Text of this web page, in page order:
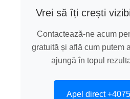
Vrei să îți crești
Contactează-ne acum
gratuită și află cum putem
ajungă în topul
Apel direct